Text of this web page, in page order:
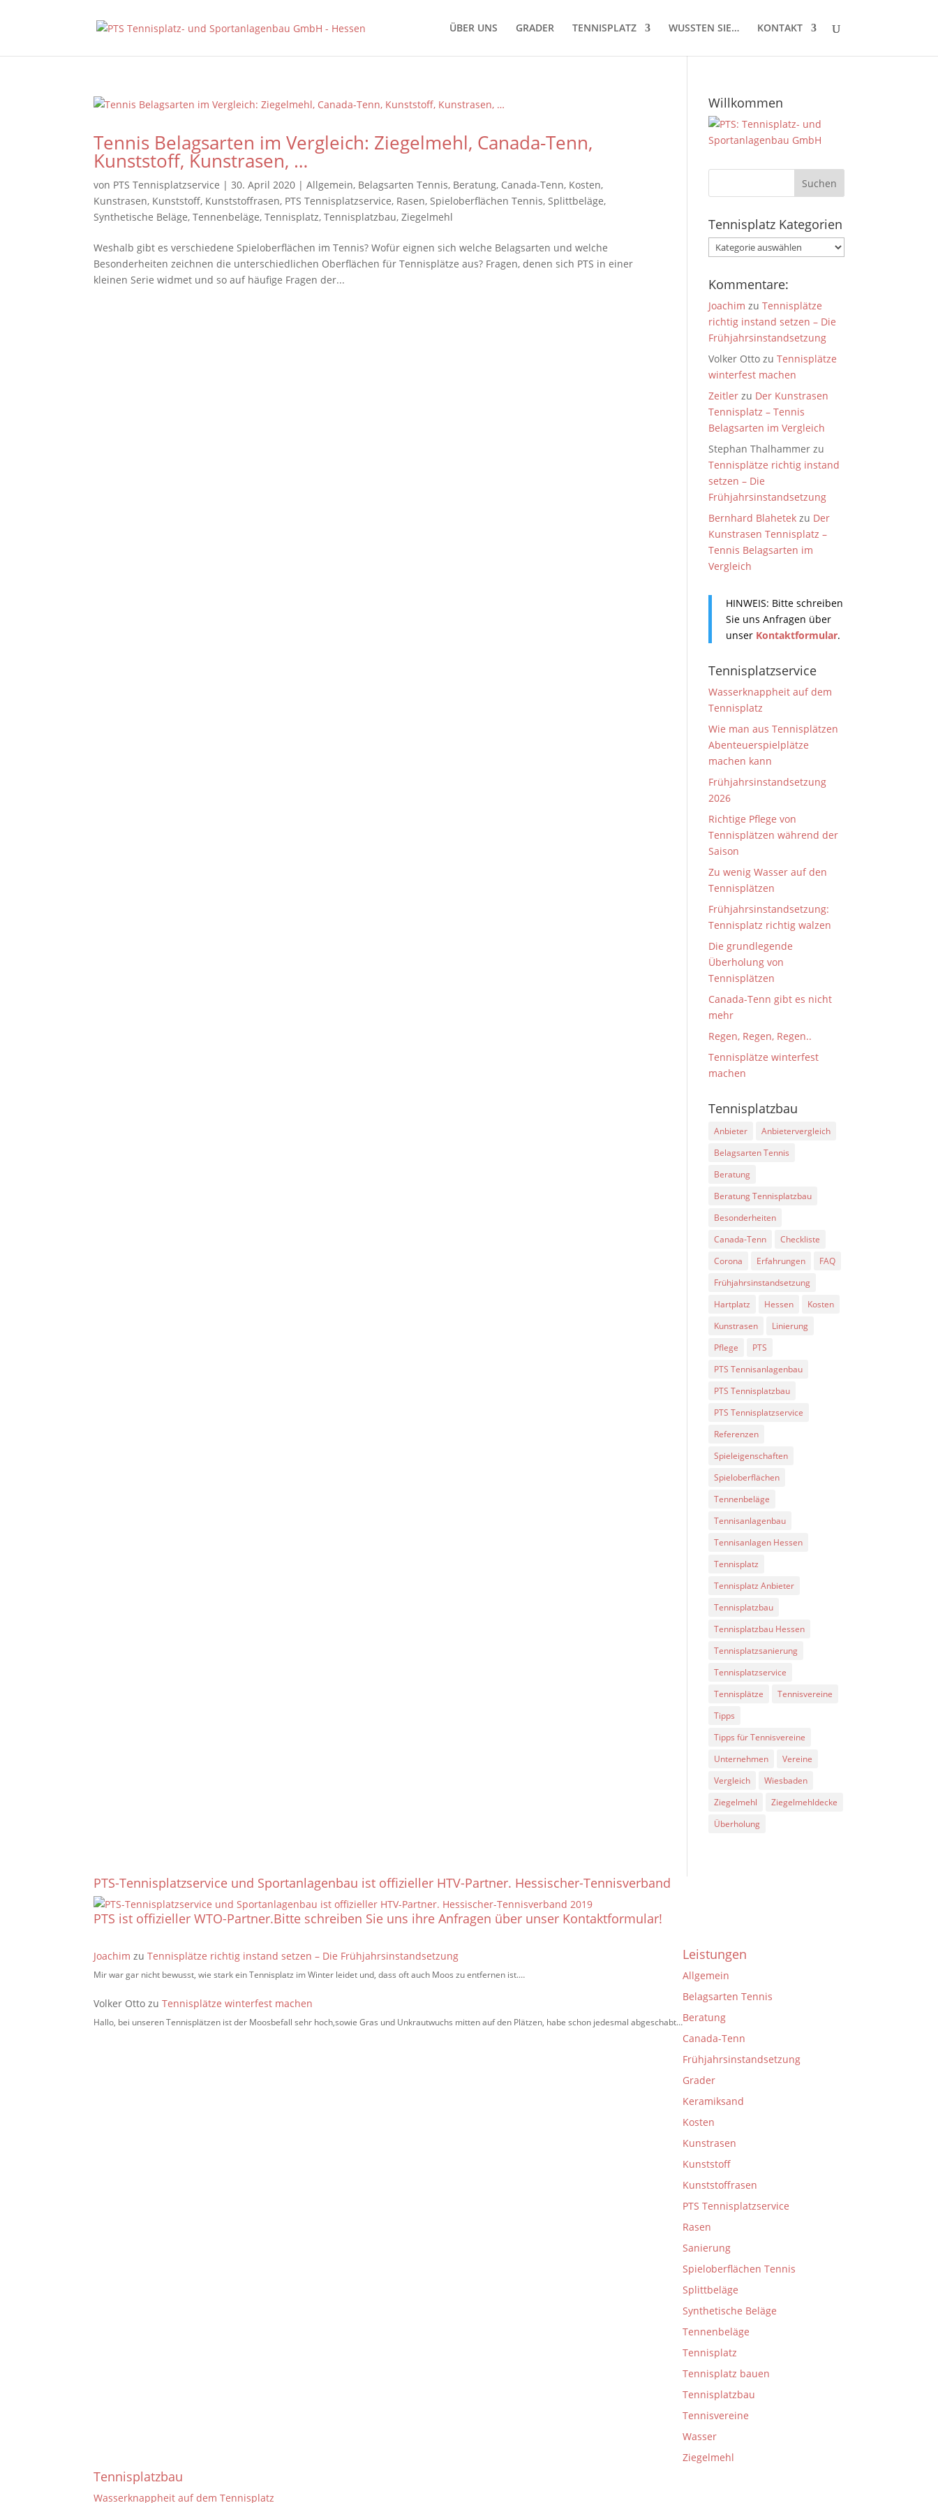
ÜBER UNS GRADER TENNISPLATZ WUSSTEN SIE… KONTAKT
Tennis Belagsarten im Vergleich: Ziegelmehl, Canada-Tenn,
Kunststoff, Kunstrasen, …
von PTS Tennisplatzservice |30. April 2020 |Allgemein, Belagsarten Tennis, Beratung, Canada-Tenn, Kosten,
Kunstrasen, Kunststoff, Kunststoffrasen, PTS Tennisplatzservice, Rasen,Spieloberflächen Tennis,Splittbeläge,
Synthetische Beläge,Tennenbeläge,Tennisplatz,Tennisplatzbau,Ziegelmehl
Weshalb gibt es verschiedene Spieloberflächen im Tennis? Wofür eignen sich welche Belagsarten und welche
Besonderheiten zeichnen die unterschiedlichen Oberflächen für Tennisplätze aus? Fragen, denen sich PTS in einer
kleinen Serie widmet und so auf häufige Fragen der...
Willkommen
Tennisplatz Kategorien
Tennisplatz
Kategorien
Kommentare:
Joachim zuTennisplätze
richtig instand setzen – Die
Frühjahrsinstandsetzung
Volker Otto zuTennisplätze
winterfest machen
Zeitler zu Der Kunstrasen
Tennisplatz – Tennis
Belagsarten im Vergleich
Stephan Thalhammer zu
Tennisplätze richtig instand
setzen – Die
Frühjahrsinstandsetzung
Bernhard Blahetek zu Der
Kunstrasen Tennisplatz –
Tennis Belagsarten im
Vergleich
HINWEIS: Bitte schreiben
Sie uns Anfragen über
unser Kontaktformular.
Tennisplatzservice
Wasserknappheit auf dem
Tennisplatz
Wie man aus Tennisplätzen
Abenteuerspielplätze
machen kann
Frühjahrsinstandsetzung
2026
Richtige Pflege von
Tennisplätzen während der
Saison
Zu wenig Wasser auf den
Tennisplätzen
Frühjahrsinstandsetzung:
Tennisplatz richtig walzen
Die grundlegende
Überholung von
Tennisplätzen
Canada-Tenn gibt es nicht
mehr
Regen, Regen, Regen..
Tennisplätze winterfest
machen
Tennisplatzbau
Anbieter
Anbietervergleich
Belagsarten Tennis
Beratung
Beratung Tennisplatzbau
Besonderheiten
Canada-Tenn
Checkliste
Corona
Erfahrungen
FAQ
Frühjahrsinstandsetzung
Hartplatz
Hessen
Kosten
Kunstrasen
Linierung
Pflege
PTS
PTS Tennisanlagenbau
PTS Tennisplatzbau
PTS Tennisplatzservice
Referenzen
Spieleigenschaften
Spieloberflächen
Tennenbeläge
Tennisanlagenbau
Tennisanlagen Hessen
Tennisplatz
Tennisplatz Anbieter
Tennisplatzbau
Tennisplatzbau Hessen
Tennisplatzsanierung
Tennisplatzservice
Tennisplätze
Tennisvereine
Tipps
Tipps für Tennisvereine
Unternehmen
Vereine
Vergleich
Wiesbaden
Ziegelmehl
Ziegelmehldecke
Überholung
PTS-Tennisplatzservice und Sportanlagenbau ist offizieller HTV-Partner. Hessischer-Tennisverband
PTS ist offizieller WTO-Partner.Bitte schreiben Sie uns ihre Anfragen über unser Kontaktformular!
Joachim zuTennisplätze richtig instand setzen – Die Frühjahrsinstandsetzung
Mir war gar nicht bewusst, wie stark ein Tennisplatz im Winter leidet und, dass oft auch Moos zu entfernen ist.…
Volker Otto zuTennisplätze winterfest machen
Hallo, bei unseren Tennisplätzen ist der Moosbefall sehr hoch,sowie Gras und Unkrautwuchs mitten auf den Plätzen, habe schon jedesmal abgeschabt…
Leistungen
Allgemein
Belagsarten Tennis
Beratung
Canada-Tenn
Frühjahrsinstandsetzung
Grader
Keramiksand
Kosten
Kunstrasen
Kunststoff
Kunststoffrasen
PTS Tennisplatzservice
Rasen
Sanierung
Spieloberflächen Tennis
Splittbeläge
Synthetische Beläge
Tennenbeläge
Tennisplatz
Tennisplatz bauen
Tennisplatzbau
Tennisvereine
Wasser
Ziegelmehl
Tennisplatzbau
Wasserknappheit auf dem Tennisplatz